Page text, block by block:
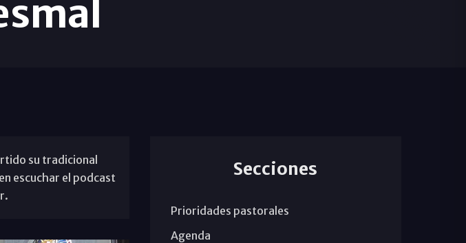
su tradicional
escuchar el podcast
Secciones
Prioridades pastorales
Agenda